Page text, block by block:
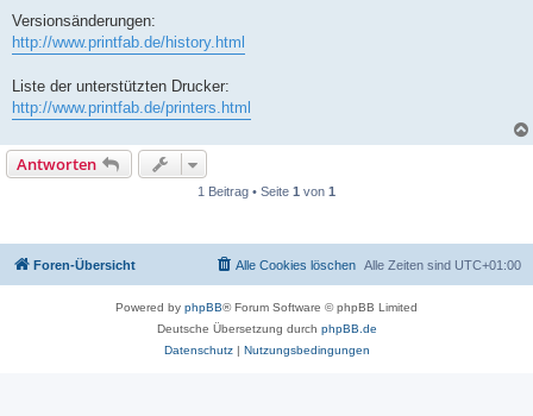
a
Versionsänderungen:
http://www.printfab.de/history.html
Liste der unterstützten Drucker:
http://www.printfab.de/printers.html
Antworten
1 Beitrag • Seite 1 von 1
Foren-Übersicht Alle Zeiten sind UTC+01:00
Alle Cookies löschen
Powered by phpBB® Forum Software © phpBB Limited
Deutsche Übersetzung durch phpBB.de
Datenschutz| Nutzungsbedingungen